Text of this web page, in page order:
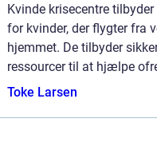
Kvinde krisecentre
for kvinder, der flygter fra
hjemmet. De tilbyder
ressourcer til at hjælpe
genopbygge deres liv.
Toke Larsen